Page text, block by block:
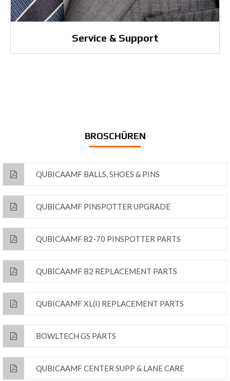
Service & Support
BROSCHÜREN
QUBICAAMF BALLS, SHOES & PINS
QUBICAAMF PINSPOTTER UPGRADE
QUBICAAMF 82-70 PINSPOTTER PARTS
QUBICAAMF B2 REPLACEMENT PARTS
QUBICAAMF XL(I) REPLACEMENT PARTS
BOWLTECH GS PARTS
QUBICAAMF CENTER SUPP & LANE CARE